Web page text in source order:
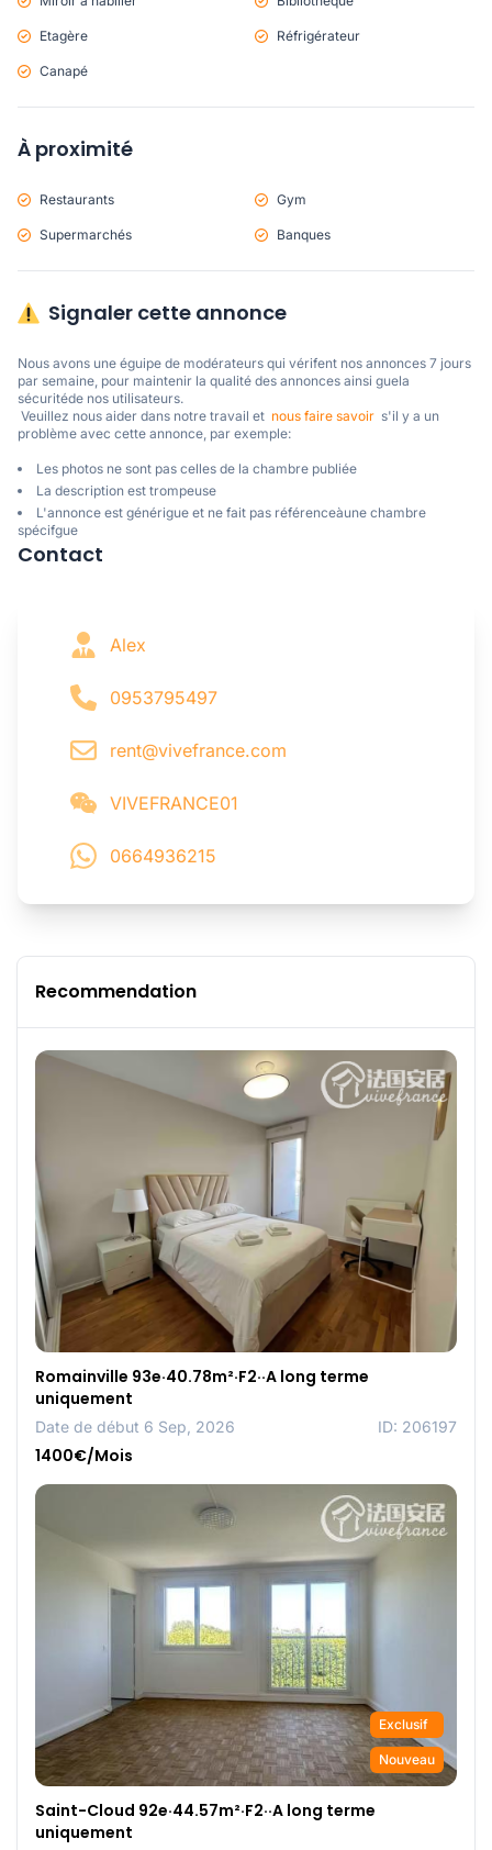
Etagère Réfrigérateur
Canapé
À proximité
Restaurants Gym
Supermarchés Banques
Signaler cette annonce
Nous avons une éguipe de modérateurs qui vérifent nos annonces 7 jours
par semaine, pour maintenir la qualité des annonces ainsi guela
sécuritéde nos utilisateurs.
Veuillez nous aider dans notre travail et nous faire savoir
  s'il y a un
problème avec cette annonce, par exemple:
Les photos ne sont pas celles de la chambre publiée
La description est trompeuse
L'annonce est générigue et ne fait pas référenceàune chambre
spécifgue
Contact
Alex
0953795497
rent@vivefrance.com
VIVEFRANCE01
0664936215
Recommendation
Romainville 93e·40.78m²·F2··A long terme
uniquement
Date de début 6 Sep, 2026 ID: 206197
1400€/Mois
Exclusif
Nouveau
Saint-Cloud 92e·44.57m²·F2··A long terme
uniquement